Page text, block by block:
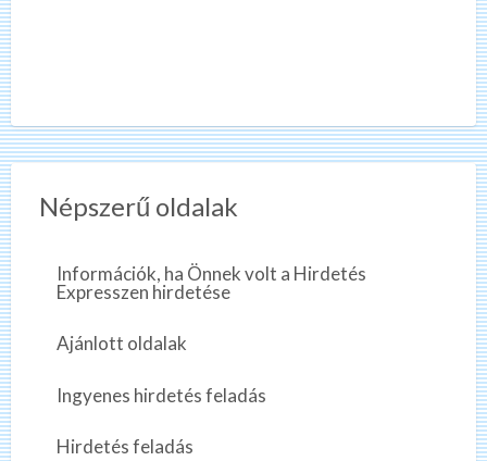
Népszerű oldalak
Információk, ha Önnek volt a Hirdetés
Expresszen hirdetése
Ajánlott oldalak
Ingyenes hirdetés feladás
Hirdetés feladás